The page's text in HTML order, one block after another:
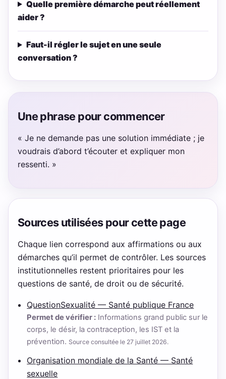
Quelle première démarche peut réellement
aider ?
Faut-il régler le sujet en une seule
conversation ?
Une phrase pour commencer
« Je ne demande pas une solution immédiate ; je
voudrais d’abord t’écouter et expliquer mon
ressenti. »
Sources utilisées pour cette page
Chaque lien correspond aux affirmations ou aux
démarches qu’il permet de contrôler. Les sources
institutionnelles restent prioritaires pour les
questions de santé, de droit ou de sécurité.
QuestionSexualité — Santé publique France
Permet de vérifier : Informations grand public sur le
corps, le désir, la contraception, les IST et la
prévention. Source consultée le 27 juillet 2026.
Organisation mondiale de la Santé — Santé
sexuelle